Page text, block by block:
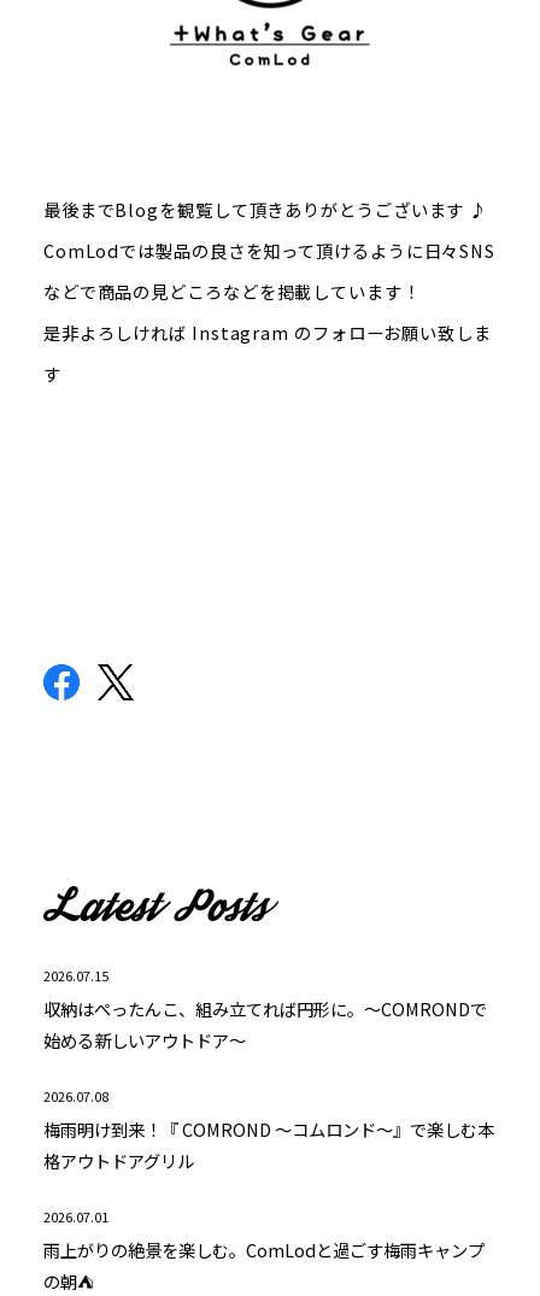
最後までBlogを観覧して頂きありがとうございます ♪
ComLodでは製品の良さを知って頂けるように日々SNS
などで商品の見どころなどを掲載しています！
是非よろしければ Instagram のフォローお願い致しま
す
2026.07.15
収納はぺったんこ、組み立てれば円形に。～COMRONDで
始める新しいアウトドア～
2026.07.08
梅雨明け到来！『 COMROND ～コムロンド～』で楽しむ本
格アウトドアグリル
2026.07.01
雨上がりの絶景を楽しむ。ComLodと過ごす梅雨キャンプ
の朝⛺